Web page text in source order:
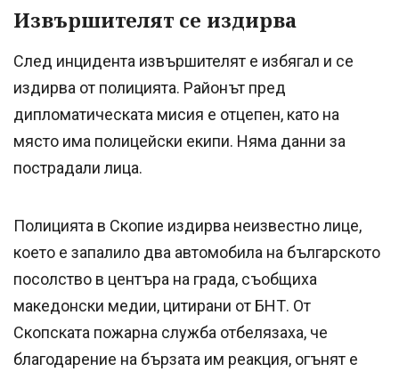
Извършителят се издирва
След инцидента извършителят е избягал и се
издирва от полицията. Районът пред
дипломатическата мисия е отцепен, като на
място има полицейски екипи. Няма данни за
пострадали лица.
Полицията в Скопие издирва неизвестно лице,
което е запалило два автомобила на българското
посолство в центъра на града, съобщиха
македонски медии, цитирани от БНТ. От
Скопската пожарна служба отбелязаха, че
благодарение на бързата им реакция, огънят е